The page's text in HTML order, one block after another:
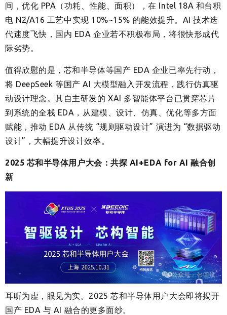
间，优化 PPA（功耗、性能、面积），在 Intel 18A 和台积
电 N2/A16 工艺中实现 10%~15% 的能效提升。AI 技术迭
代速度飞快，国内 EDA 企业若不积极布局，将很快形成代
际劣势。
值得欣慰的是，芯和半导体等国产 EDA 企业已率先行动，
将 DeepSeek 等国产 AI 大模型融入开发流程，践行仿真驱
动设计理念。其自主研发的 XAI 多智能体平台已贯穿芯片
到系统的全栈 EDA，从建模、设计、仿真、优化等多方面
赋能，推动 EDA 从传统 “规则驱动设计” 演进为 “数据驱动
设计”，大幅提升设计效率。
2025 芯和半导体用户大会：共探 AI+EDA for AI 融合创
新
耳听为虚，眼见为实。2025 芯和半导体用户大会即将揭开
国产 EDA 与 AI 融合的更多面纱。